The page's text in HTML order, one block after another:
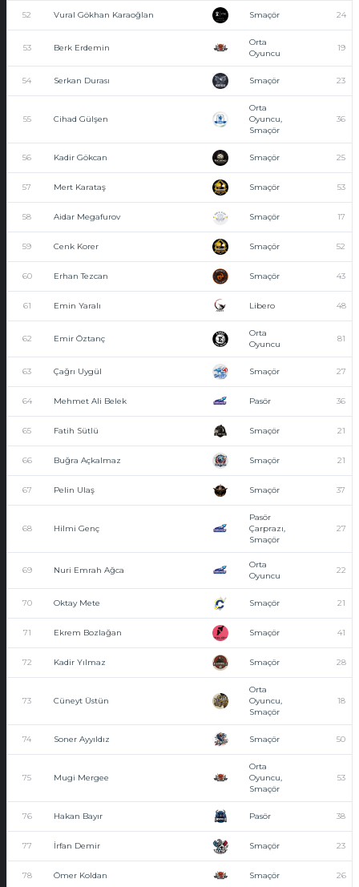
52 Vural Gökhan Karaoğlan Smaçör 24
53 Berk Erdemin
Orta
Oyuncu
19
54 Serkan Durası Smaçör 23
55 Cihad Gülşen
Orta
Oyuncu,
Smaçör
36
56 Kadir Gökcan Smaçör 25
57 Mert Karataş Smaçör 53
58 Aidar Megafurov Smaçör 17
59 Cenk Korer Smaçör 52
60 Erhan Tezcan Smaçör 43
61 Emin Yaralı Libero 48
62 Emir Öztanç
Orta
Oyuncu
81
63 Çağrı Uygül Smaçör 27
64 Mehmet Ali Belek Pasör 36
65 Fatih Sütlü Smaçör 21
66 Buğra Açkalmaz Smaçör 21
67 Pelin Ulaş Smaçör 37
68 Hilmi Genç
Pasör
Çarprazı,
Smaçör
27
69 Nuri Emrah Ağca
Orta
Oyuncu
22
70 Oktay Mete Smaçör 21
71 Ekrem Bozlağan Smaçör 41
72 Kadir Yılmaz Smaçör 28
73 Cüneyt Üstün
Orta
Oyuncu,
Smaçör
18
74 Soner Ayyıldız Smaçör 50
75 Mugi Mergee
Orta
Oyuncu,
Smaçör
53
76 Hakan Bayır Pasör 38
77 İrfan Demir Smaçör 23
78 Ömer Koldan Smaçör 26